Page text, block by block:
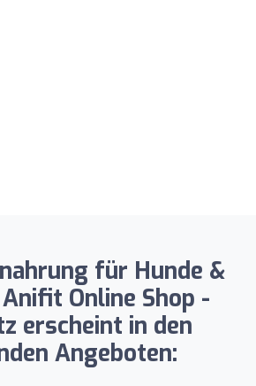
für Hunde &
Online Shop -
erscheint in den
Angeboten: